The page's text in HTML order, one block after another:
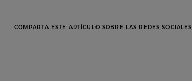
COMPARTA ESTE ARTÍCULO SOBRE LAS REDES SOCIALES